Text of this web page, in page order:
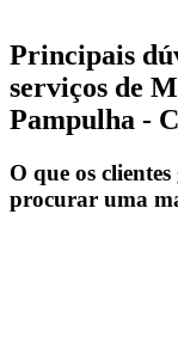
Principais
serviços de
Pampulha -
O que os
procurar uma